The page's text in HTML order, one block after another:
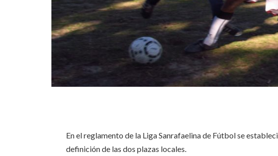
En el reglamento de la Liga Sanrafaelina de Fútbol se
definición de las dos plazas locales.